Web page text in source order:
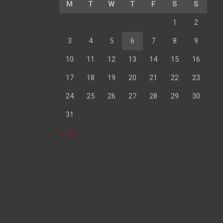
M T W T F S S
1 2
3 4 5 6 7 8 9
10 11 12 13 14 15 16
17 18 19 20 21 22 23
24 25 26 27 28 29 30
31
« Jul